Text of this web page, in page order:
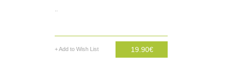
..
+ Add to Wish List 19.90€